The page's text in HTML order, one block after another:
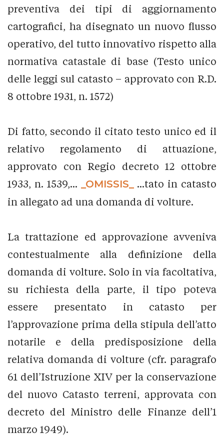
preventiva dei tipi di aggiornamento
cartografici, ha disegnato un nuovo flusso
operativo, del tutto innovativo rispetto alla
normativa catastale di base (Testo unico
delle leggi sul catasto – approvato con R.D.
8 ottobre 1931, n. 1572)
Di fatto, secondo il citato testo unico ed il
relativo regolamento di attuazione,
approvato con Regio decreto 12 ottobre
1933, n. 1539,...
_OMISSIS_
...tato in catasto
in allegato ad una domanda di volture.
La trattazione ed approvazione avveniva
contestualmente alla definizione della
domanda di volture. Solo in via facoltativa,
su richiesta della parte, il tipo poteva
essere presentato in catasto per
l’approvazione prima della stipula dell’atto
notarile e della predisposizione della
relativa domanda di volture (cfr. paragrafo
61 dell’Istruzione XIV per la conservazione
del nuovo Catasto terreni, approvata con
decreto del Ministro delle Finanze dell’1
marzo 1949).